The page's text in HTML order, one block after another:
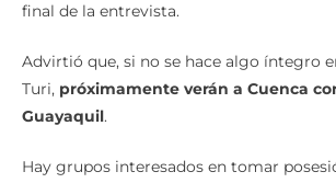
final de la entrevista.
Advirtió que, si no se hace algo íntegro
Turi, próximamente verán a Cuenca
Guayaquil.
Hay grupos interesados en tomar